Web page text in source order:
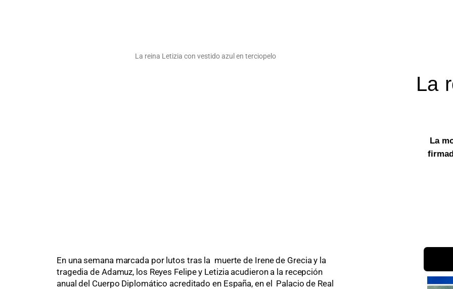
La
La
La reina Letizia con vestido azul en terciopelo
En una semana marcada por lutos tras la muerte de Irene de Grecia y la
tragedia de Adamuz, los Reyes Felipe y Letizia acudieron a la recepción
anual del Cuerpo Diplomático acreditado en España, en el Palacio de Real